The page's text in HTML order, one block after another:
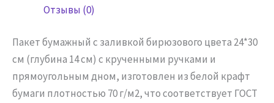
ручками
Отзывы (0)
Пакет бумажный с заливкой бирюзового цвета 24*30
см (глубина 14 см) с крученными ручками и
прямоугольным дном, изготовлен из белой крафт
бумаги плотностью 70 г/м2, что соответствует ГОСТ